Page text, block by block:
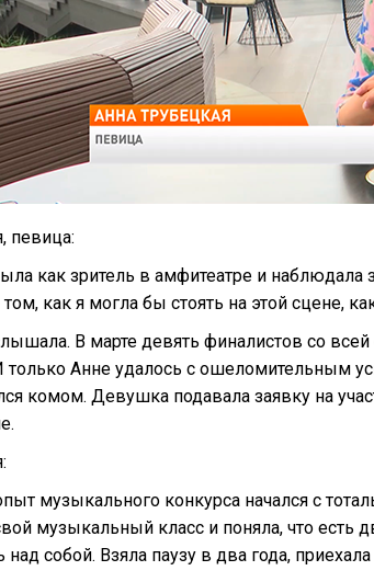
певица:
как зритель в амфитеатре и
как я могла бы стоять на этой сцене,
В марте девять финалистов со
только Анне удалось с ошеломительным
комом. Девушка подавала заявку на
музыкального конкурса начался с
музыкальный класс и поняла, что есть
собой. Взяла паузу в два года,